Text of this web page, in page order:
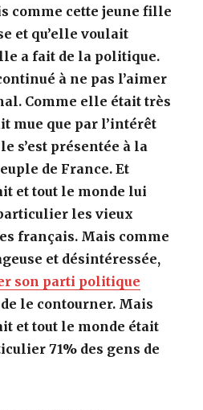
comme cette jeune fille
et qu’elle voulait
a fait de la politique.
à ne pas l’aimer
Comme elle était très
mue que par l’intérêt
s’est présentée à la
de France. Et
et tout le monde lui
les vieux
français. Mais comme
et désintéressée,
son parti politique
le contourner. Mais
et tout le monde était
71% des gens de